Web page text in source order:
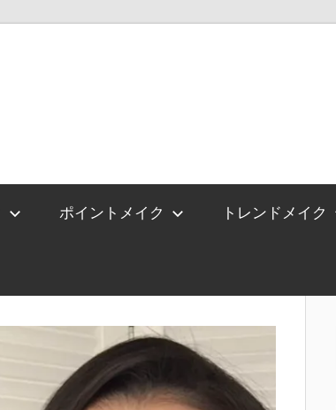
ポイントメイク トレンドメイク